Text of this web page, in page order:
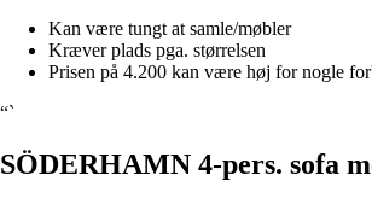
Kan være tungt at samle/møbler
Kræver plads pga. størrelsen
Prisen på 4.200 kan være høj for nogle
“`
SÖDERHAMN 4-pers. sofa